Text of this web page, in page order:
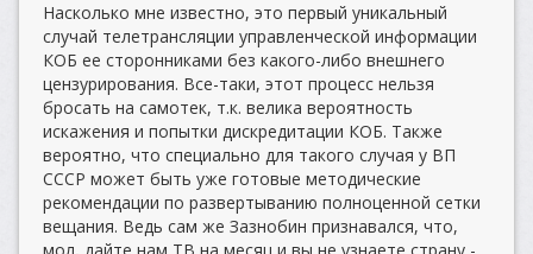
Насколько мне известно, это первый уникальный
случай телетрансляции управленческой информации
КОБ ее сторонниками без какого-либо внешнего
цензурирования. Все-таки, этот процесс нельзя
бросать на самотек, т.к. велика вероятность
искажения и попытки дискредитации КОБ. Также
вероятно, что специально для такого случая у ВП
СССР может быть уже готовые методические
рекомендации по развертыванию полноценной сетки
вещания. Ведь сам же Зазнобин признавался, что,